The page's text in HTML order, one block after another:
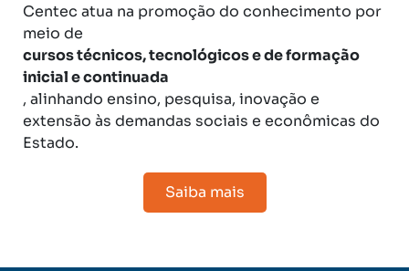
Centec atua na promoção do conhecimento por
meio de
cursos técnicos, tecnológicos e de formação
inicial e continuada
, alinhando ensino, pesquisa, inovação e
extensão às demandas sociais e econômicas do
Estado.
Saiba mais